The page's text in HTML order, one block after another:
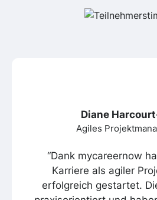
Diane
Agiles
“Dank mycareernow
Karriere als agiler
erfolgreich gestartet.